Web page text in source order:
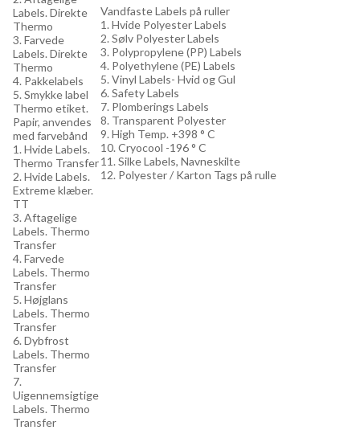
Labels. Direkte
Thermo
3. Farvede
Labels. Direkte
Thermo
4. Pakkelabels
5. Smykke label
Thermo etiket.
Papir, anvendes
med farvebånd
1. Hvide Labels.
Thermo Transfer
2. Hvide Labels.
Extreme klæber.
TT
3. Aftagelige
Labels. Thermo
Transfer
4. Farvede
Labels. Thermo
Transfer
5. Højglans
Labels. Thermo
Transfer
6. Dybfrost
Labels. Thermo
Transfer
7.
Uigennemsigtige
Labels. Thermo
Transfer
Vandfaste Labels på ruller
1. Hvide Polyester Labels
2. Sølv Polyester Labels
3. Polypropylene (PP) Labels
4. Polyethylene (PE) Labels
5. Vinyl Labels- Hvid og Gul
6. Safety Labels
7. Plomberings Labels
8. Transparent Polyester
9. High Temp. +398 ° C
10. Cryocool -196 ° C
11. Silke Labels, Navneskilte
12. Polyester / Karton Tags på rulle